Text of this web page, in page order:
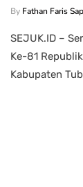
By Fathan Faris
SEJUK.ID –
Ke-81
Kabupaten